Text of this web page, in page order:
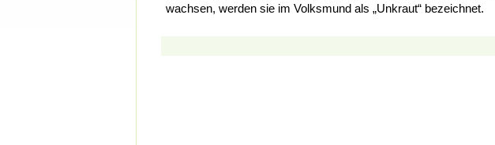
wachsen, werden sie im Volksmund als „Unkraut“ bezeichnet.